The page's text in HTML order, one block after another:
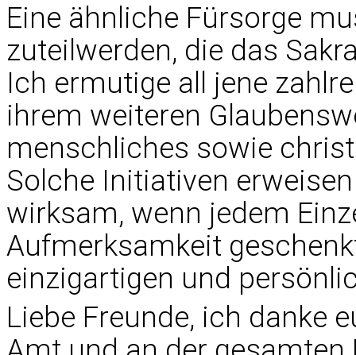
Eine ähnliche Fürsorge
zuteilwerden, die das
Ich ermutige all jene
ihrem weiteren
menschliches sowie
Solche Initiativen
wirksam, wenn jedem
Aufmerksamkeit
einzigartigen und
Liebe Freunde, ich danke